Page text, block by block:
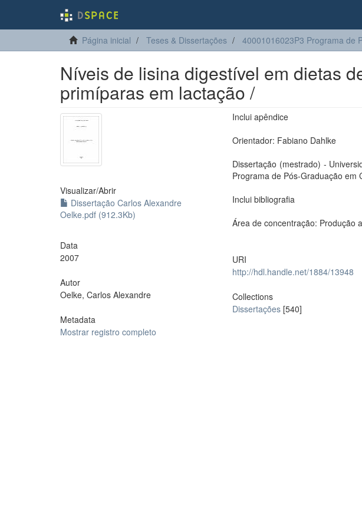
Página inicial Teses & Dissertações 40001016023P3 Programa de
Níveis de lisina digestível em dietas
primíparas em lactação /
Visualizar/Abrir
Dissertação Carlos Alexandre
Oelke.pdf (912.3Kb)
Data
2007
Autor
Oelke, Carlos Alexandre
Metadata
Mostrar registro completo
Inclui apêndice
Orientador: Fabiano Dahlke
Dissertação (mestrado) -
Programa de Pós-Graduação em
Inclui bibliografia
Área de concentração: Produção
URI
http://hdl.handle.net/1884/13948
Collections
Dissertações [540]